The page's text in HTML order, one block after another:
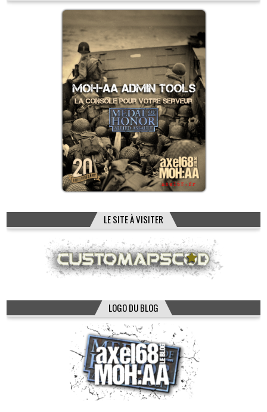
LE SITE À VISITER
LOGO DU BLOG